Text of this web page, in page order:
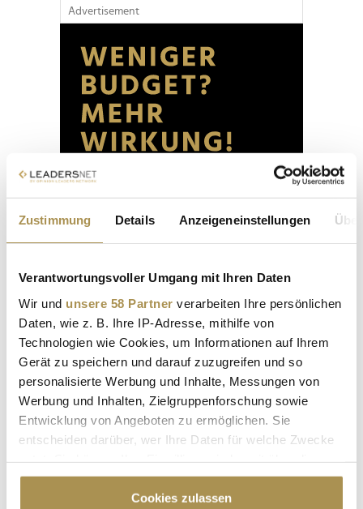
Zustimmung Details Anzeigeneinstellungen
Verantwortungsvoller Umgang mit Ihren Daten
Wir und unsere 58 Partner verarbeiten Ihre persönlichen
Daten, wie z. B. Ihre IP-Adresse, mithilfe von
Technologien wie Cookies, um Informationen auf Ihrem
Gerät zu speichern und darauf zuzugreifen und so
personalisierte Werbung und Inhalte, Messungen von
Werbung und Inhalten, Zielgruppenforschung sowie
Entwicklung von Angeboten zu ermöglichen. Sie
entscheiden darüber, wer Ihre Daten für welche Zwecke
Cookie-Erklärung oder durch Klicken auf das Privacy
Trigger Symbol ändern oder widerrufen
Cookies zulassen
Advertisement